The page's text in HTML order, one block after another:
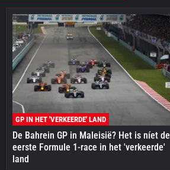
GP IN HET 'VERKEERDE' LAND
De Bahrein GP in Maleisië? Het is níet de
eerste Formule 1-race in het 'verkeerde'
land